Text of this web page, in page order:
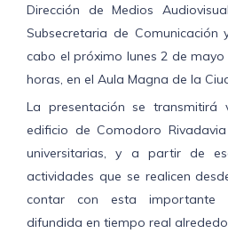
Dirección de Medios
Subsecretaria de
cabo el próximo lunes 2 de
horas, en el Aula Magna de la
La presentación se transmitirá
edificio de Comodoro
universitarias, y a partir de
actividades que se realicen
contar con esta importante
difundida en tiempo real